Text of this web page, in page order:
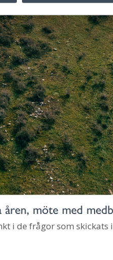
åren, möte med
i de frågor som